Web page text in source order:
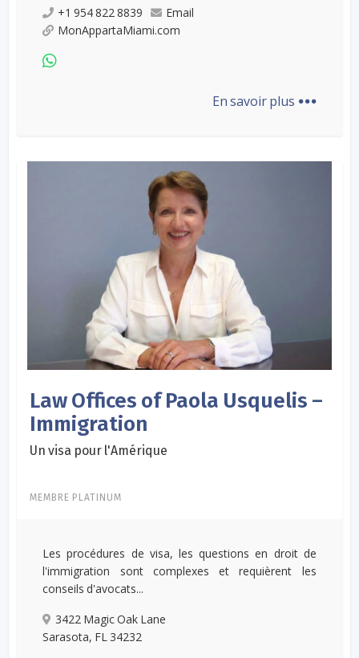
+1 954 822 8839
Email
MonAppartaMiami.com
En savoir plus ...
Law Offices of Paola Usquelis –
Immigration
Un visa pour l'Amérique
MEMBRE PLATINUM
Les procédures de visa, les questions en droit de
l'immigration sont complexes et requièrent les
conseils d'avocats...
3422 Magic Oak Lane
Sarasota, FL 34232